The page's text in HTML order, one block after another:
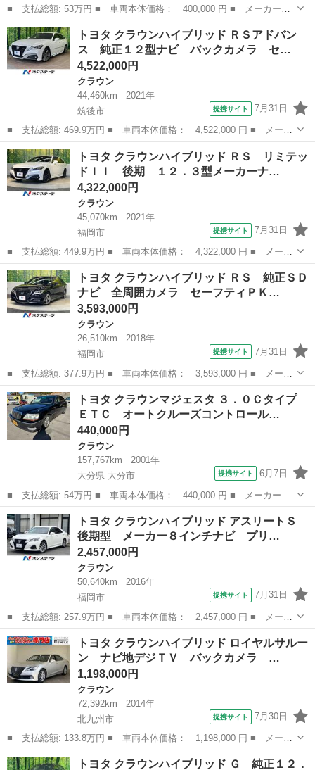
■ 支払総額: 53万円 ■ 車両本体価格： 400,000 円 ■ メーカー
名： トヨタ ■ 車種名： クラウン ■ グレード名： アスリー
ト ６０ｔｈスペシャルエディション ナビ・フルセグ／バックカメ
ラ／ＥＴＣ／ＤＶＤ...
長崎 東彼杵郡 クラウン
トヨタ クラウンハイブリッド ＲＳアドバン
ス 純正１２型ナビ バックカメラ セ…
4,522,000円
クラウン
44,460km
2021年
筑後市
提携サイト 7月31日
■ 支払総額: 469.9万円 ■ 車両本体価格： 4,522,000 円 ■ メーカ
ー名： トヨタ ■ 車種名： クラウンハイブリッド ■ グレード
名： ＲＳアドバンス 純正１２型ナビ バックカメラ セーフティ
センス レ...
福岡 筑後市 クラウン
トヨタ クラウンハイブリッド ＲＳ リミテッ
ドＩＩ 後期 １２．３型メーカーナ…
4,322,000円
クラウン
45,070km
2021年
福岡市
提携サイト 7月31日
■ 支払総額: 449.9万円 ■ 車両本体価格： 4,322,000 円 ■ メーカ
ー名： トヨタ ■ 車種名： クラウンハイブリッド ■ グレード
名： ＲＳ リミテッドＩＩ 後期 １２．３型メーカーナビ 全周
囲カメラ ...
福岡 福岡市 クラウン
トヨタ クラウンハイブリッド ＲＳ 純正ＳＤ
ナビ 全周囲カメラ セーフティＰＫ…
3,593,000円
クラウン
26,510km
2018年
福岡市
提携サイト 7月31日
■ 支払総額: 377.9万円 ■ 車両本体価格： 3,593,000 円 ■ メーカ
ー名： トヨタ ■ 車種名： クラウンハイブリッド ■ グレード
名： ＲＳ 純正ＳＤナビ 全周囲カメラ セーフティＰＫＧプラ
ス レザーシ...
福岡 福岡市 クラウン
トヨタ クラウンマジェスタ ３．０Ｃタイプ
ＥＴＣ オートクルーズコントロール…
440,000円
クラウン
157,767km
2001年
大分県 大分市
提携サイト 6月7日
■ 支払総額: 54万円 ■ 車両本体価格： 440,000 円 ■ メーカー
名： トヨタ ■ 車種名： クラウンマジェスタ ■ グレード名：
３．０Ｃタイプ ＥＴＣ オートクルーズコントロール ナビ アル
ミホイール ＨＩ...
大分 大分市 クラウン
トヨタ クラウンハイブリッド アスリートＳ
後期型 メーカー８インチナビ プリ…
2,457,000円
クラウン
50,640km
2016年
福岡市
提携サイト 7月31日
■ 支払総額: 257.9万円 ■ 車両本体価格： 2,457,000 円 ■ メーカ
ー名： トヨタ ■ 車種名： クラウンハイブリッド ■ グレード
名： アスリートＳ 後期型 メーカー８インチナビ プリクラッシ
ュセーフテ...
福岡 福岡市 クラウン
トヨタ クラウンハイブリッド ロイヤルサルー
ン ナビ地デジＴＶ バックカメラ …
1,198,000円
クラウン
72,392km
2014年
北九州市
提携サイト 7月30日
■ 支払総額: 133.8万円 ■ 車両本体価格： 1,198,000 円 ■ メーカ
ー名： トヨタ ■ 車種名： クラウンハイブリッド ■ グレード
名： ロイヤルサルーン ナビ地デジＴＶ バックカメラ Ｂｌｕｅ
福岡 北九州市 クラウン
トヨタ クラウンハイブリッド Ｇ 純正１２．